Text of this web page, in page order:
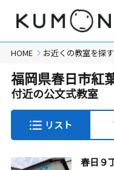
HOME お近くの教室を探す
福岡県春日市紅
付近の公文式教室
リスト
春日９